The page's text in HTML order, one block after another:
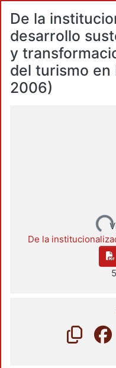
De la
desarrollo
y
del turismo
2006)
Loading...
De la